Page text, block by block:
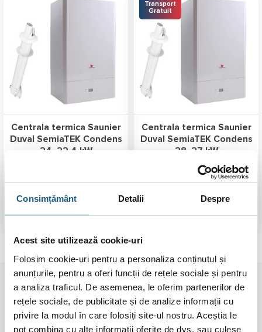
Consimțământ Detalii Despre
Acest site utilizează cookie-uri
Folosim cookie-uri pentru a personaliza conținutul și
anunțurile, pentru a oferi funcții de rețele sociale și pentru
a analiza traficul. De asemenea, le oferim partenerilor de
rețele sociale, de publicitate și de analize informații cu
privire la modul în care folosiți site-ul nostru. Aceștia le
pot combina cu alte informații oferite de dvs. sau culese
Centrala termica Saunier
Duval SemiaTEK Condens
24, 22,4 kW
3.760,00lei
Transport
Gratuit
Centrala termica Saunier
Duval SemiaTEK Condens
28, 27 kW
Evaluat la
5.0 (1 recenzie)
3.749,00lei
Pentru cumpărături 100% sigure folosim
tranzacții 3D Secure